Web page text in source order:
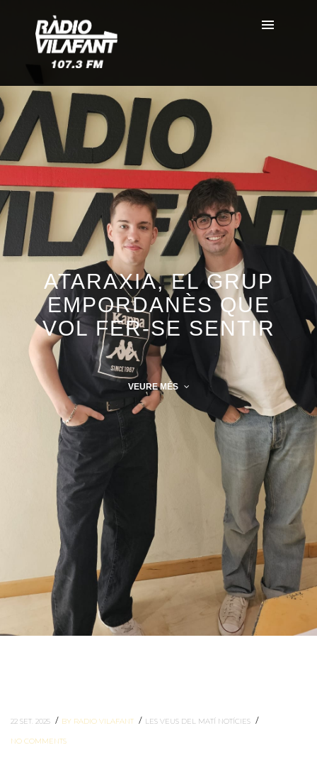
ATARAXIA, EL GRUP
EMPORDANÈS QUE
VOL FER-SE SENTIR
VEURE MÉS
22 SET. 2025 / BY RADIO VILAFANT / LES VEUS DEL MATÍ NOTÍCIES /
NO COMMENTS